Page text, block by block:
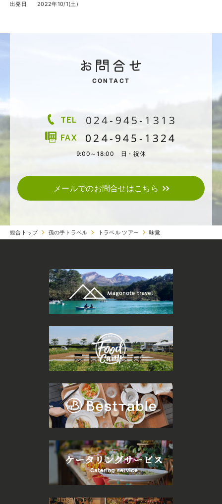
出発日 2022年10/1(土)
CONTACT
TEL 024-945-1313
FAX 024-945-1324
9:00～18:00 日・祝休
メールでのお問合せはこちら
総合トップ 孫の手トラベル トラベル ツアー 味覚